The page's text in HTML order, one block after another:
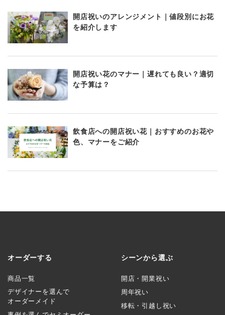
開店祝いのアレンジメント｜値段別にお花
を紹介します
開店祝い花のマナー｜遅れても良い？適切
な予算は？
飲食店への開店祝い花｜おすすめのお花や
色、マナーをご紹介
オーダーする
商品一覧
デザイナーを選んで
オーダーメイド
シーンから選ぶ
開店・開業祝い
周年祝い
移転・引越し祝い